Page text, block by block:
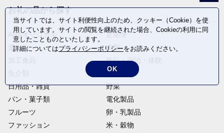
お礼の品から探す
ANAオリジナル
定期便
酒
肉類
旅行・宿泊・体験
麺類
日用品・雑貨
野菜
パン・菓子類
電化製品
フルーツ
卵・乳製品
ファッション
米・穀物
当サイトでは、サイト利便性向上のため、クッキー（Cookie）を使
用しています。サイトの閲覧を継続された場合、Cookieの利用に同
意したことものといたします。
詳細についてはプライバシーポリシーをお読みください。
OK